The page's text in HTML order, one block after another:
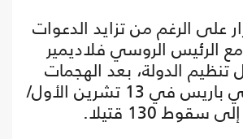
على الرغم من تزايد الدعوات
مع الرئيس الروسي فلاديمير
الدولة، بعد الهجمات
التي وقعت في باريس في 13 تشرين الأول/
130 قتيلا.